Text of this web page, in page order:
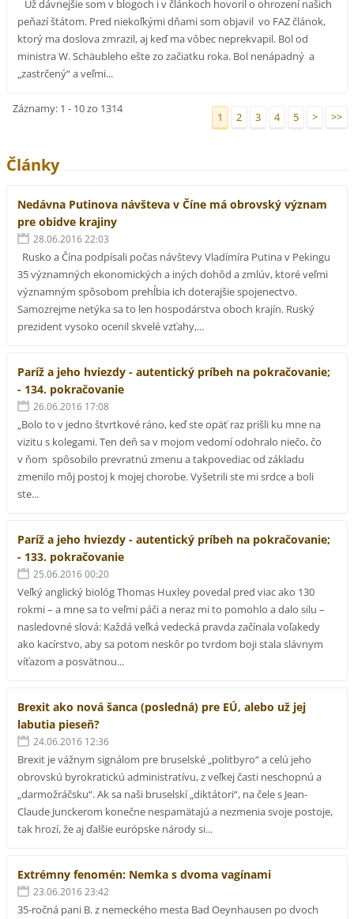
Už dávnejšie som v blogoch i v článkoch hovoril o ohrození našich
peňazí štátom. Pred niekoľkými dňami som objavil vo FAZ článok,
ktorý ma doslova zmrazil, aj keď ma vôbec neprekvapil. Bol od
ministra W. Schäubleho ešte zo začiatku roka. Bol nenápadný a
„zastrčený“ a veľmi...
Záznamy: 1 - 10 zo 1314
1 2 3 4 5 > >>
Články
Nedávna Putinova návšteva v Číne má obrovský význam
pre obidve krajiny
28.06.2016 22:03
Rusko a Čína podpísali počas návštevy Vladímíra Putina v Pekingu
35 významných ekonomických a iných dohôd a zmlúv, ktoré veľmi
významným spôsobom prehĺbia ich doterajšie spojenectvo.
Samozrejme netýka sa to len hospodárstva oboch krajín. Ruský
prezident vysoko ocenil skvelé vzťahy,...
Paríž a jeho hviezdy - autentický príbeh na pokračovanie;
- 134. pokračovanie
26.06.2016 17:08
„Bolo to v jedno štvrtkové ráno, keď ste opäť raz prišli ku mne na
vizitu s kolegami. Ten deň sa v mojom vedomí odohralo niečo, čo
v ňom spôsobilo prevratnú zmenu a takpovediac od základu
zmenilo môj postoj k mojej chorobe. Vyšetrili ste mi srdce a boli
ste...
Paríž a jeho hviezdy - autentický príbeh na pokračovanie;
- 133. pokračovanie
25.06.2016 00:20
Veľký anglický biológ Thomas Huxley povedal pred viac ako 130
rokmi – a mne sa to veľmi páči a neraz mi to pomohlo a dalo silu –
nasledovné slová: Každá veľká vedecká pravda začínala voľakedy
ako kacírstvo, aby sa potom neskôr po tvrdom boji stala slávnym
víťazom a posvätnou...
Brexit ako nová šanca (posledná) pre EÚ, alebo už jej
labutia pieseň?
24.06.2016 12:36
Brexit je vážnym signálom pre bruselské „politbyro“ a celú jeho
obrovskú byrokratickú administratívu, z veľkej časti neschopnú a
„darmožráčsku“. Ak sa naši bruselskí „diktátori“, na čele s Jean-
Claude Junckerom konečne nespamätajú a nezmenia svoje postoje,
tak hrozí, že aj ďalšie európske národy si...
Extrémny fenomén: Nemka s dvoma vagínami
23.06.2016 23:42
35-ročná pani B. z nemeckého mesta Bad Oeynhausen po dvoch